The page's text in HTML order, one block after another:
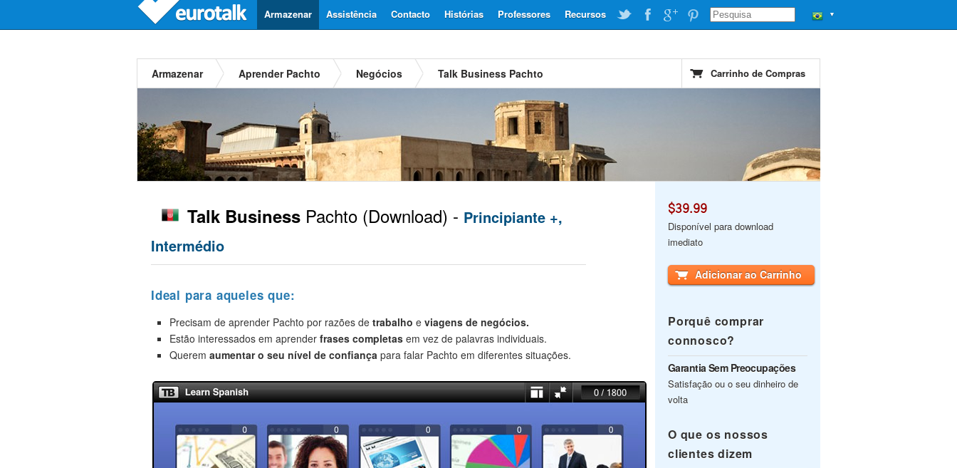
▼
Recursos
Professores
Histórias
Contacto
Assistência
Armazenar
Armazenar Aprender Pachto Negócios Talk Business Pachto Carrinho de Compras
Talk Business Pachto (Download) - Principiante +,
Intermédio
Ideal para aqueles que:
Precisam de aprender Pachto por razões de trabalho e viagens de negócios.
Estão interessados em aprender frases completas em vez de palavras individuais.
Querem aumentar o seu nível de confiança para falar Pachto em diferentes situações.
$39.99
Disponível para download
imediato
Adicionar ao Carrinho
Porquê comprar
connosco?
Garantia Sem Preocupações
Satisfação ou o seu dinheiro de
volta
O que os nossos
clientes dizem